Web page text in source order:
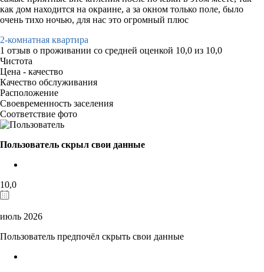
как дом находится на окраине, а за окном только поле, было
очень тихо ночью, для нас это огромный плюс
2-комнатная квартира
1 отзыв о проживании со средней оценкой 10,0 из 10,0
Чистота
Цена - качество
Качество обслуживания
Расположение
Своевременность заселения
Соответствие фото
Пользователь скрыл свои данные
10,0
июль 2026
Пользователь предпочёл скрыть свои данные